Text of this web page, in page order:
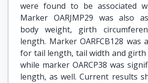
were found to be associated
Marker OARJMP29 was also
body weight, girth
length. Marker OARFCB128 was
for tail length, tail width and girth
while marker OARCP38 was
length, as well. Current results